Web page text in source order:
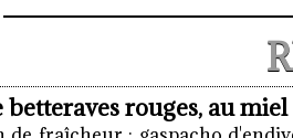
rouges, au miel